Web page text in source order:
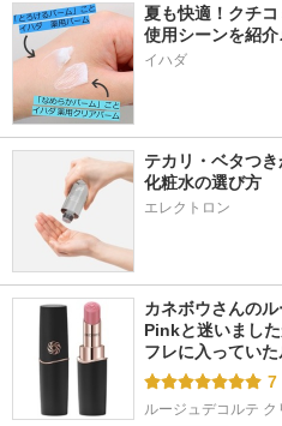
夏も快適！クチ
使用シーンを紹介
イハダ
テカリ・ベタつ
化粧水の選び方
エレクトロン
カネボウさんの
Pinkと迷いまし
フレに入ってい
7
ルージュデコルテ ク